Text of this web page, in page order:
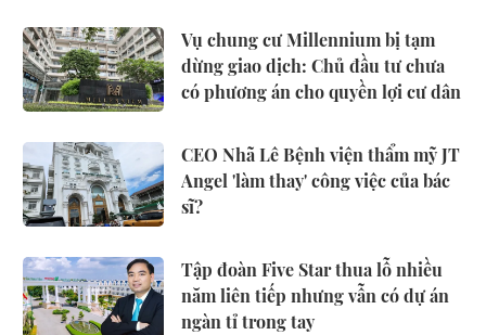
Vụ chung cư Millennium bị tạm
dừng giao dịch: Chủ đầu tư chưa
có phương án cho quyền lợi cư dân
CEO Nhã Lê Bệnh viện thẩm mỹ JT
Angel 'làm thay' công việc của bác
sĩ?
Tập đoàn Five Star thua lỗ nhiều
năm liên tiếp nhưng vẫn có dự án
ngàn tỉ trong tay